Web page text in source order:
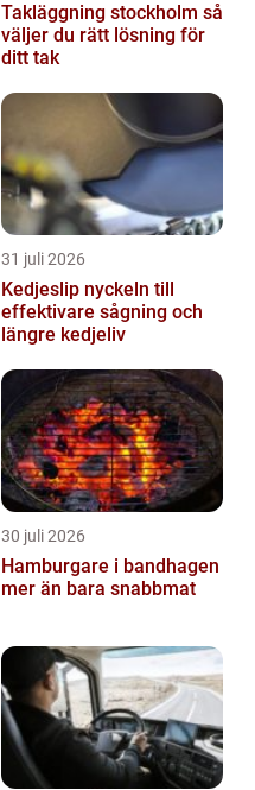
Takläggning stockholm så
väljer du rätt lösning för
ditt tak
31 juli 2026
Kedjeslip nyckeln till
effektivare sågning och
längre kedjeliv
30 juli 2026
Hamburgare i bandhagen
mer än bara snabbmat